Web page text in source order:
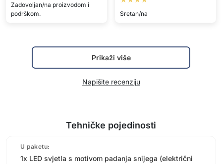
Zadovoljan/na proizvodom i
podrškom.
Sretan/na
Prikaži više
Napišite recenziju
Tehničke pojedinosti
U paketu:
1x LED svjetla s motivom padanja snijega (električni